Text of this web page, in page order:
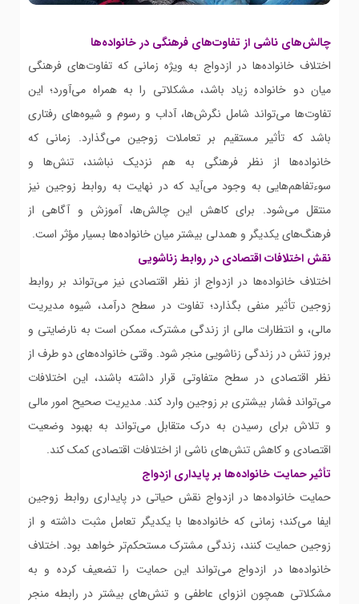
چالش‌های ناشی از تفاوت‌های فرهنگی در خانواده‌ها
اختلاف خانواده‌ها در ازدواج به ویژه زمانی که تفاوت‌های فرهنگی
میان دو خانواده زیاد باشد، مشکلاتی را به همراه می‌آورد؛ این
تفاوت‌ها می‌تواند شامل نگرش‌ها، آداب و رسوم و شیوه‌های رفتاری
باشد که تأثیر مستقیم بر تعاملات زوجین می‌گذارد. زمانی که
خانواده‌ها از نظر فرهنگی به هم نزدیک نباشند، تنش‌ها و
سوءتفاهم‌هایی به وجود می‌آید که در نهایت به روابط زوجین نیز
منتقل می‌شود. برای کاهش این چالش‌ها، آموزش و آگاهی از
فرهنگ‌های یکدیگر و همدلی بیشتر میان خانواده‌ها بسیار مؤثر است.
نقش اختلافات اقتصادی در روابط زناشویی
اختلاف خانواده‌ها در ازدواج از نظر اقتصادی نیز می‌تواند بر روابط
زوجین تأثیر منفی بگذارد؛ تفاوت در سطح درآمد، شیوه مدیریت
مالی، و انتظارات مالی از زندگی مشترک، ممکن است به نارضایتی و
بروز تنش در زندگی زناشویی منجر شود. وقتی خانواده‌های دو طرف از
نظر اقتصادی در سطح متفاوتی قرار داشته باشند، این اختلافات
می‌تواند فشار بیشتری بر زوجین وارد کند. مدیریت صحیح امور مالی
و تلاش برای رسیدن به درک متقابل می‌تواند به بهبود وضعیت
اقتصادی و کاهش تنش‌های ناشی از اختلافات اقتصادی کمک کند.
تأثیر حمایت خانواده‌ها بر پایداری ازدواج
حمایت خانواده‌ها در ازدواج نقش حیاتی در پایداری روابط زوجین
ایفا می‌کند؛ زمانی که خانواده‌ها با یکدیگر تعامل مثبت داشته و از
زوجین حمایت کنند، زندگی مشترک مستحکم‌تر خواهد بود. اختلاف
خانواده‌ها در ازدواج می‌تواند این حمایت را تضعیف کرده و به
مشکلاتی همچون انزوای عاطفی و تنش‌های بیشتر در رابطه منجر